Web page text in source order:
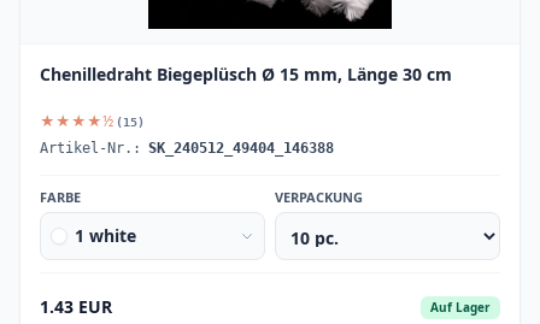
Chenilledraht Biegeplüsch Ø 15 mm, Länge 30 cm
★★★★½ (15)
Artikel-Nr.: SK_240512_49404_146388
FARBE
1 white
VERPACKUNG
1.43 EUR Auf Lager